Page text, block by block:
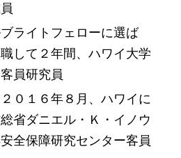
ライトフェローに選ば
して２年間、ハワイ大学
員研究員
０１６年８月、ハワイに
省ダニエル・Ｋ・イノウ
全保障研究センター客員